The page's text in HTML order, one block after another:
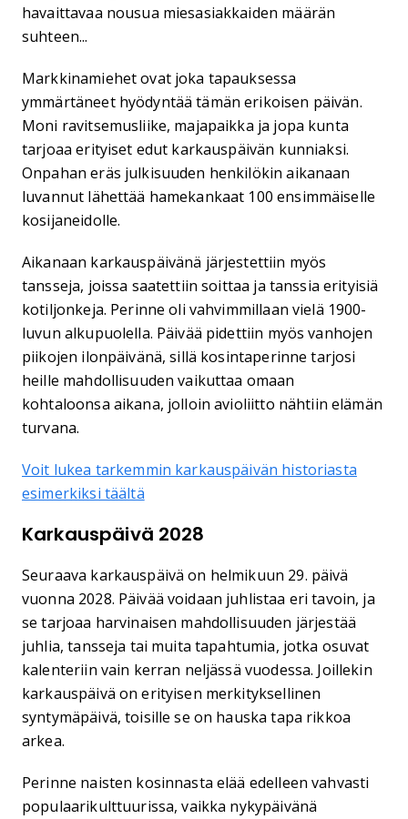
havaittavaa nousua miesasiakkaiden määrän
suhteen...
Markkinamiehet ovat joka tapauksessa
ymmärtäneet hyödyntää tämän erikoisen päivän.
Moni ravitsemusliike, majapaikka ja jopa kunta
tarjoaa erityiset edut karkauspäivän kunniaksi.
Onpahan eräs julkisuuden henkilökin aikanaan
luvannut lähettää hamekankaat 100 ensimmäiselle
kosijaneidolle.
Aikanaan karkauspäivänä järjestettiin myös
tansseja, joissa saatettiin soittaa ja tanssia erityisiä
kotiljonkeja. Perinne oli vahvimmillaan vielä 1900-
luvun alkupuolella. Päivää pidettiin myös vanhojen
piikojen ilonpäivänä, sillä kosintaperinne tarjosi
heille mahdollisuuden vaikuttaa omaan
kohtaloonsa aikana, jolloin avioliitto nähtiin elämän
turvana.
Voit lukea tarkemmin karkauspäivän historiasta
esimerkiksi täältä
Karkauspäivä 2028
Seuraava karkauspäivä on helmikuun 29. päivä
vuonna 2028. Päivää voidaan juhlistaa eri tavoin, ja
se tarjoaa harvinaisen mahdollisuuden järjestää
juhlia, tansseja tai muita tapahtumia, jotka osuvat
kalenteriin vain kerran neljässä vuodessa. Joillekin
karkauspäivä on erityisen merkityksellinen
syntymäpäivä, toisille se on hauska tapa rikkoa
arkea.
Perinne naisten kosinnasta elää edelleen vahvasti
populaarikulttuurissa, vaikka nykypäivänä